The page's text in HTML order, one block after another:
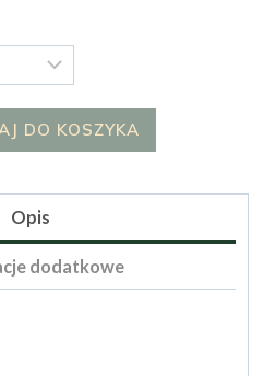
DO KOSZYKA
Opis
dodatkowe